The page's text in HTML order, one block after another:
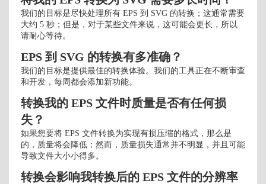
我们的目标是尽快处理所有 EPS 到 SVG 的转换；这通常需要
大约 5 秒；但是，对于某些文件来说，这可能会更长，所以
请耐心等待。
EPS 到 SVG 的转换有多准确？
我们的目标是提供最佳的转换体验。我们的工具正在不断审查
和开发，每周都会添加新功能。
转换我的 EPS 文件时质量是否有任何损
失？
如果您要将 EPS 文件转换为实现有损压缩的格式，那么是
的，质量将会降低；然而，质量损失通常并不明显，并且可能
导致文件大小小得多。
转换会影响我转换后的 EPS 文件的分辨率